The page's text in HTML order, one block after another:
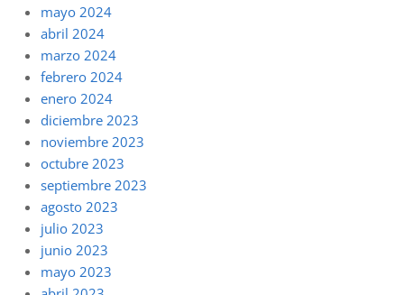
mayo 2024
abril 2024
marzo 2024
febrero 2024
enero 2024
diciembre 2023
noviembre 2023
octubre 2023
septiembre 2023
agosto 2023
julio 2023
junio 2023
mayo 2023